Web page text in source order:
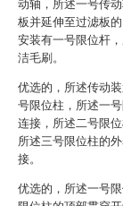
动轴，所述一号传
板并延伸至过滤板
安装有一号限位杆
洁毛刷。
优选的，所述传动
号限位柱，所述一
连接，所述二号限
所述三号限位柱的
接。
优选的，所述一号